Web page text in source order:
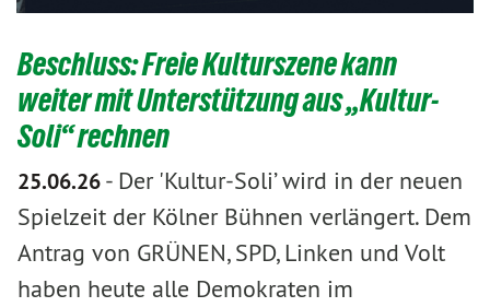
Beschluss: Freie Kulturszene kann
weiter mit Unterstützung aus „Kultur-
Soli“ rechnen
25.06.26- Der 'Kultur-Soli’ wird in der neuen
Spielzeit der Kölner Bühnen verlängert. Dem
Antrag von GRÜNEN, SPD, Linken und Volt
haben heute alle Demokraten im